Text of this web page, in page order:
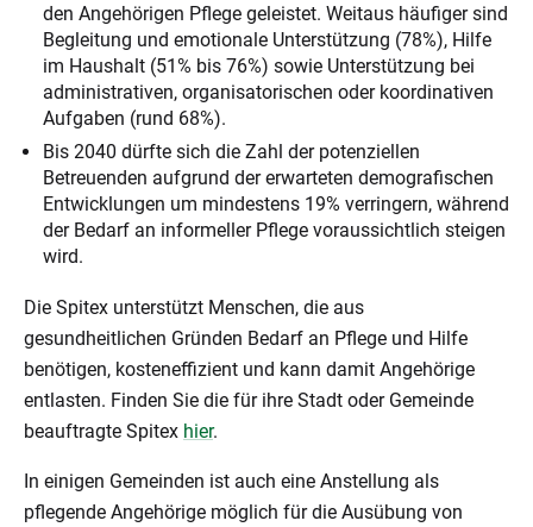
den Angehörigen Pflege geleistet. Weitaus häufiger sind
Begleitung und emotionale Unterstützung (78%), Hilfe
im Haushalt (51% bis 76%) sowie Unterstützung bei
administrativen, organisatorischen oder koordinativen
Aufgaben (rund 68%).
Bis 2040 dürfte sich die Zahl der potenziellen
Betreuenden aufgrund der erwarteten demografischen
Entwicklungen um mindestens 19% verringern, während
der Bedarf an informeller Pflege voraussichtlich steigen
wird.
Die Spitex unterstützt Menschen, die aus
gesundheitlichen Gründen Bedarf an Pflege und Hilfe
benötigen, kosteneffizient und kann damit Angehörige
entlasten. Finden Sie die für ihre Stadt oder Gemeinde
beauftragte Spitex hier.
In einigen Gemeinden ist auch eine Anstellung als
pflegende Angehörige möglich für die Ausübung von